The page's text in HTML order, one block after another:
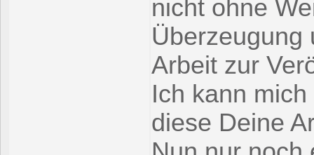
nicht ohne
Überzeugung
Arbeit zur
Ich kann
diese Deine